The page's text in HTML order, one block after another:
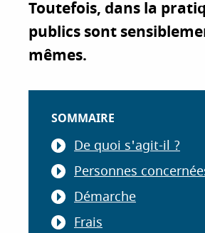
Toutefois, dans la
publics sont
mêmes.
SOMMAIRE
De quoi s'agit-il ?
Personnes
Démarche
Frais